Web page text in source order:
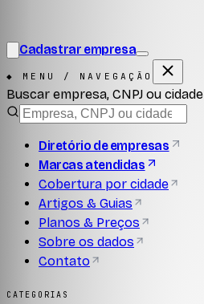
Cadastrar empresa
◆ MENU / NAVEGAÇÃO
Buscar empresa, CNPJ ou cidade
Diretório de empresas
Marcas atendidas
Cobertura por cidade
Artigos & Guias
Planos & Preços
Sobre os dados
Contato
CATEGORIAS